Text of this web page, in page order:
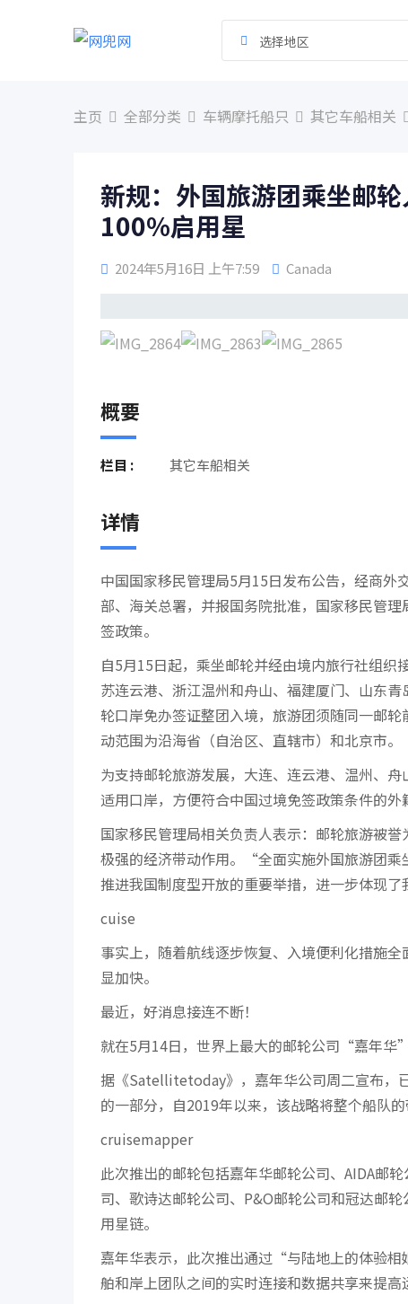
选择地区
主页 全部分类 车辆摩托船只 其它车船相关
新规：外国旅游团乘坐邮
100%启用星
2024年5月16日 上午7:59 Canada
概要
栏目 : 其它车船相关
详情
中国国家移民管理局5月15日发布公告，经商
部、海关总署，并报国务院批准，国家移民管
签政策。
自5月15日起，乘坐邮轮并经由境内旅行社组
苏连云港、浙江温州和舟山、福建厦门、山东
轮口岸免办签证整团入境，旅游团须随同一邮
动范围为沿海省（自治区、直辖市）和北京市。
为支持邮轮旅游发展，大连、连云港、温州、
适用口岸，方便符合中国过境免签政策条件的外
国家移民管理局相关负责人表示：邮轮旅游被
极强的经济带动作用。“全面实施外国旅游团
推进我国制度型开放的重要举措，进一步体现
cuise
事实上，随着航线逐步恢复、入境便利化措施
显加快。
最近，好消息接连不断！
就在5月14日，世界上最大的邮轮公司“嘉年华
据《Satellitetoday》，嘉年华公司周二宣布，
的一部分，自2019年以来，该战略将整个船队的
cruisemapper
此次推出的邮轮包括嘉年华邮轮公司、AIDA邮
司、歌诗达邮轮公司、P&O邮轮公司和冠达邮
用星链。
嘉年华表示，此次推出通过“与陆地上的体验
舶和岸上团队之间的实时连接和数据共享来提高